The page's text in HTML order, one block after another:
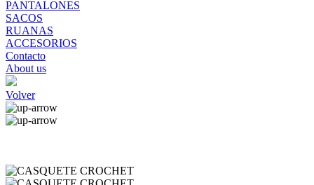
PANTALONES
SACOS
RUANAS
ACCESORIOS
Contacto
About us
Volver